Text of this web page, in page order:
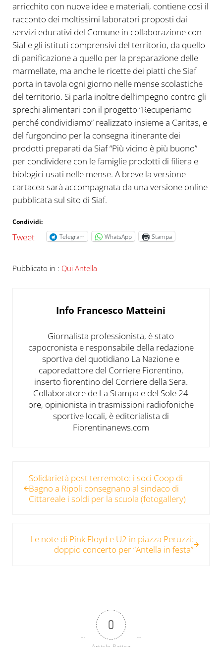
arricchito con nuove idee e materiali, contiene così il
racconto dei moltissimi laboratori proposti dai
servizi educativi del Comune in collaborazione con
Siaf e gli istituti comprensivi del territorio, da quello
di panificazione a quello per la preparazione delle
marmellate, ma anche le ricette dei piatti che Siaf
porta in tavola ogni giorno nelle mense scolastiche
del territorio. Si parla inoltre dell’impegno contro gli
sprechi alimentari con il progetto “Recuperiamo
perché condividiamo” realizzato insieme a Caritas, e
del furgoncino per la consegna itinerante dei
prodotti preparati da Siaf “Più vicino è più buono”
per condividere con le famiglie prodotti di filiera e
biologici usati nelle mense. A breve la versione
cartacea sarà accompagnata da una versione online
pubblicata sul sito di Siaf.
Condividi:
Tweet Telegram WhatsApp Stampa
Pubblicato in : Qui Antella
Info Francesco Matteini
Giornalista professionista, è stato
capocronista e responsabile della redazione
sportiva del quotidiano La Nazione e
caporedattore del Corriere Fiorentino,
inserto fiorentino del Corriere della Sera.
Collaboratore de La Stampa e del Sole 24
ore, opinionista in trasmissioni radiofoniche
sportive locali, è editorialista di
Fiorentinanews.com
SoIidarietà post terremoto: i soci Coop di
Bagno a Ripoli consegnano al sindaco di
Cittareale i soldi per la scuola (fotogallery)
Le note di Pink Floyd e U2 in piazza Peruzzi:
doppio concerto per “Antella in festa”
0